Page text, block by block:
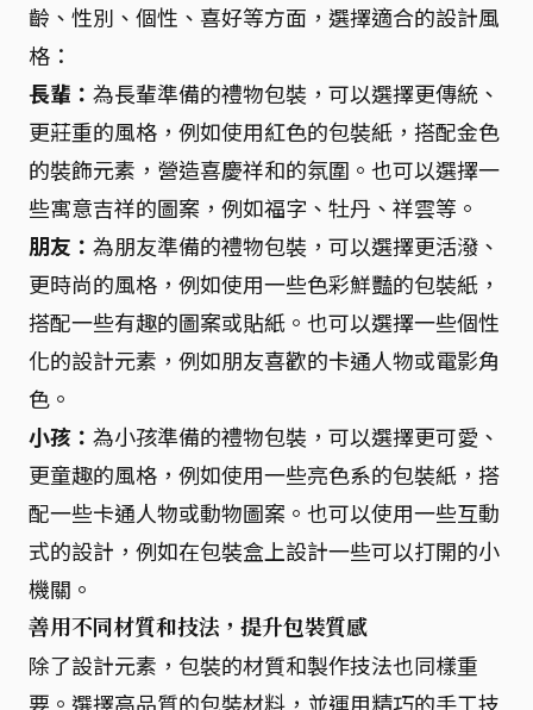
齡、性別、個性、喜好等方面，選擇適合的設計風
格：
長輩： 為長輩準備的禮物包裝，可以選擇更傳統、
更莊重的風格，例如使用紅色的包裝紙，搭配金色
的裝飾元素，營造喜慶祥和的氛圍。也可以選擇一
些寓意吉祥的圖案，例如福字、牡丹、祥雲等。
朋友： 為朋友準備的禮物包裝，可以選擇更活潑、
更時尚的風格，例如使用一些色彩鮮豔的包裝紙，
搭配一些有趣的圖案或貼紙。也可以選擇一些個性
化的設計元素，例如朋友喜歡的卡通人物或電影角
色。
小孩： 為小孩準備的禮物包裝，可以選擇更可愛、
更童趣的風格，例如使用一些亮色系的包裝紙，搭
配一些卡通人物或動物圖案。也可以使用一些互動
式的設計，例如在包裝盒上設計一些可以打開的小
機關。
善用不同材質和技法，提升包裝質感
除了設計元素，包裝的材質和製作技法也同樣重
要。選擇高品質的包裝材料，並運用精巧的手工技